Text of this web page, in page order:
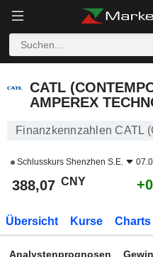
CATL
AMPEREX
Finanzkennzahlen CATL
Schlusskurs Shenzhen S.E.
388,07 CNY
Übersicht Kurse Charts
Analystenprognosen